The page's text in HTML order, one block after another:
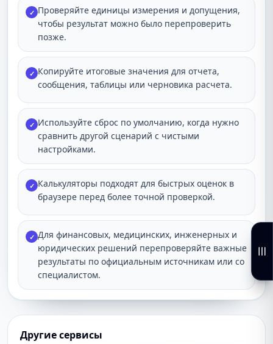
✓ Проверяйте единицы измерения и допущения,
чтобы результат можно было перепроверить
позже.
✓ Копируйте итоговые значения для отчета,
сообщения, таблицы или черновика расчета.
✓ Используйте сброс по умолчанию, когда нужно
сравнить другой сценарий с чистыми
настройками.
✓ Калькуляторы подходят для быстрых оценок в
браузере перед более точной проверкой.
✓ Для финансовых, медицинских, инженерных и
юридических решений перепроверяйте важные
результаты по официальным источникам или со
специалистом.
Другие сервисы